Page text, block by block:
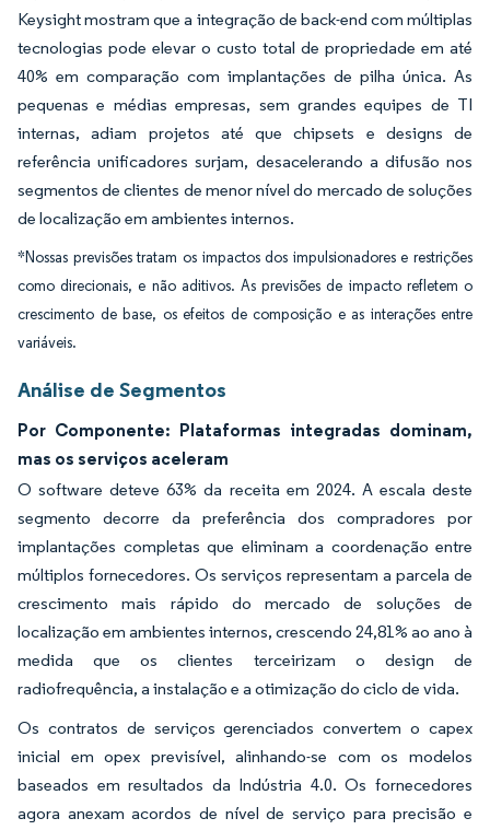
Keysight mostram que a integração de back-end com múltiplas
tecnologias pode elevar o custo total de propriedade em até
40% em comparação com implantações de pilha única. As
pequenas e médias empresas, sem grandes equipes de TI
internas, adiam projetos até que chipsets e designs de
referência unificadores surjam, desacelerando a difusão nos
segmentos de clientes de menor nível do mercado de soluções
de localização em ambientes internos.
*Nossas previsões tratam os impactos dos impulsionadores e restrições
como direcionais, e não aditivos. As previsões de impacto refletem o
crescimento de base, os efeitos de composição e as interações entre
variáveis.
Análise de Segmentos
Por Componente: Plataformas integradas dominam,
mas os serviços aceleram
O software deteve 63% da receita em 2024. A escala deste
segmento decorre da preferência dos compradores por
implantações completas que eliminam a coordenação entre
múltiplos fornecedores. Os serviços representam a parcela de
crescimento mais rápido do mercado de soluções de
localização em ambientes internos, crescendo 24,81% ao ano à
medida que os clientes terceirizam o design de
radiofrequência, a instalação e a otimização do ciclo de vida.
Os contratos de serviços gerenciados convertem o capex
inicial em opex previsível, alinhando-se com os modelos
baseados em resultados da Indústria 4.0. Os fornecedores
agora anexam acordos de nível de serviço para precisão e